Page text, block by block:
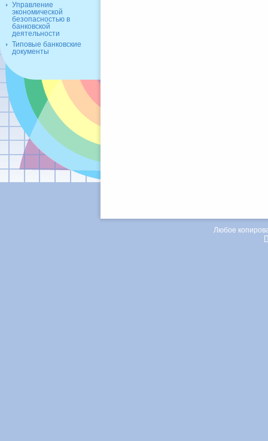
Управление
экономической
безопасностью в
банковской
деятельности
Типовые банковские
документы
Любое